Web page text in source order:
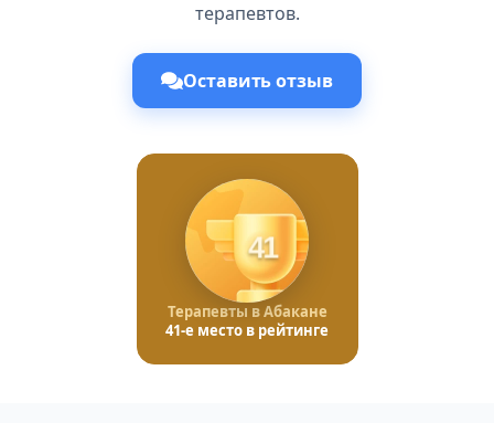
терапевтов.
Оставить отзыв
41
Терапевты в Абакане
41-е место в рейтинге